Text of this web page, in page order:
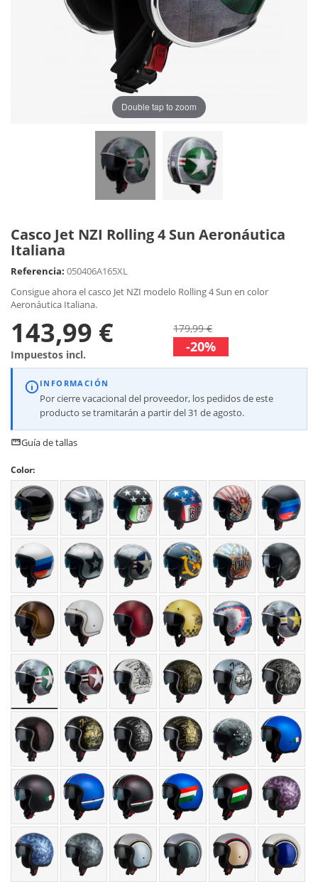
Double tap to zoom
Casco Jet NZI Rolling 4 Sun Aeronáutica
Italiana
Referencia: 050406A165XL
Consigue ahora el casco Jet NZI modelo Rolling 4 Sun en color
Aeronáutica Italiana.
143,99 €
Impuestos incl.
179,99 €
-20%
INFORMACIÓN
Por cierre vacacional del proveedor, los pedidos de este
producto se tramitarán a partir del 31 de agosto.
Guía de tallas
Color: